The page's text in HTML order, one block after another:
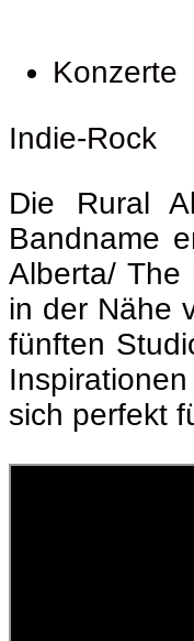
Konzerte
Indie-Rock
Die Rural
Bandname
Alberta/ The
in der Nähe
fünften
sich perfekt